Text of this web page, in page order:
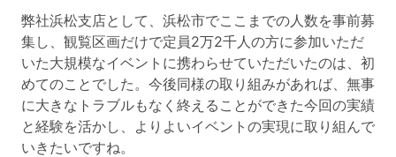
弊社浜松支店として、浜松市でここまでの人数を事前募
集し、観覧区画だけで定員2万2千人の方に参加いただ
いた大規模なイベントに携わらせていただいたのは、初
めてのことでした。今後同様の取り組みがあれば、無事
に大きなトラブルもなく終えることができた今回の実績
と経験を活かし、よりよいイベントの実現に取り組んで
いきたいですね。